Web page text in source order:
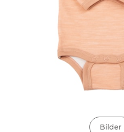
Bilder